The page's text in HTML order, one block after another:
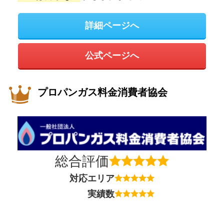
詳細ページへ
公式ページへ
プロパンガス料金消費者協会
総合評価
対応エリア
実績数